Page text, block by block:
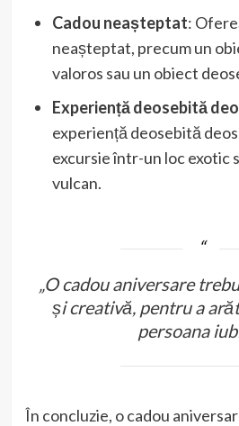
Cadou neașteptat:
neașteptat, precum un
valoros sau un obiect
Experiență deosebită
experiență deosebită
excursie într-un loc exotic
vulcan.
„O cadou aniversare
și creativă, pentru a
persoana
În concluzie, o cadou